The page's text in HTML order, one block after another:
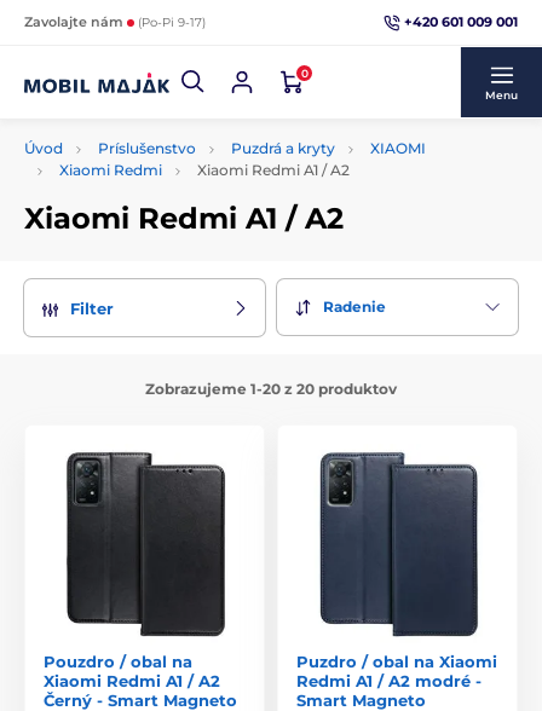
Zavolajte nám (Po-Pi 9-17) +420 601 009 001
0
Menu
Úvod Príslušenstvo Puzdrá a kryty
XIAOMI
Xiaomi Redmi
Xiaomi Redmi A1 / A2
Xiaomi Redmi A1 / A2
Filter Radenie
Zobrazujeme 1-20 z 20 produktov
Pouzdro / obal na
Xiaomi Redmi A1 / A2
Černý - Smart Magneto
Puzdro / obal na Xiaomi
Redmi A1 / A2 modré -
Smart Magneto